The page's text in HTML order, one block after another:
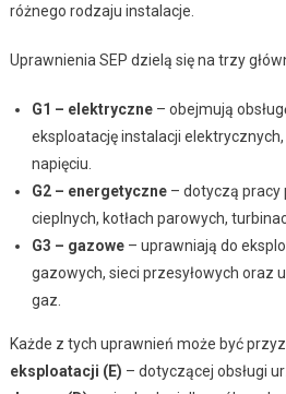
różnego rodzaju instalacje.
Uprawnienia SEP dzielą się na trzy
G1 – elektryczne– obejmują
eksploatację instalacji
napięciu.
G2 – energetyczne– dotyczą pracy
cieplnych, kotłach parowych,
G3 – gazowe– uprawniają do
gazowych, sieci przesyłowych oraz
gaz.
Każde z tych uprawnień może być
eksploatacji (E) – dotyczącej obsługi